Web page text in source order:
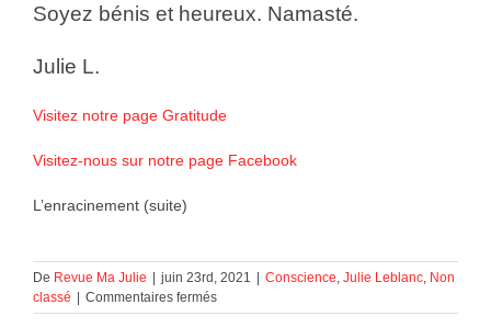
Soyez bénis et heureux. Namasté.
Julie L.
Visitez notre page Gratitude
Visitez-nous sur notre page Facebook
L’enracinement (suite)
De Revue Ma Julie juin 23rd, 2021 Conscience, Julie Leblanc, Non
classé
Commentaires ferméssur
L’enracinement